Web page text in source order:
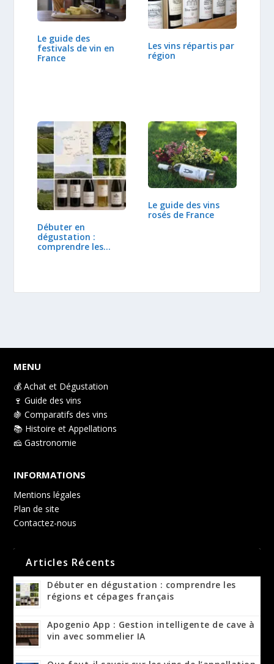
Le guide des
festivals de vin en
France
Les vins répartis par
région
Débuter en
dégustation :
comprendre les
Le guide des vins
rosés de France
MENU
💰 Achat et Dégustation
🍷 Guide des vins
🍇 Comparatifs des vins
📚 Histoire et Appellations
🧀 Gastronomie
INFORMATIONS
Mentions légales
Plan de site
Contactez-nous
Articles Récents
Débuter en dégustation : comprendre les
régions et cépages français
Apogenio App : Gestion intelligente de cave à
vin avec sommelier IA